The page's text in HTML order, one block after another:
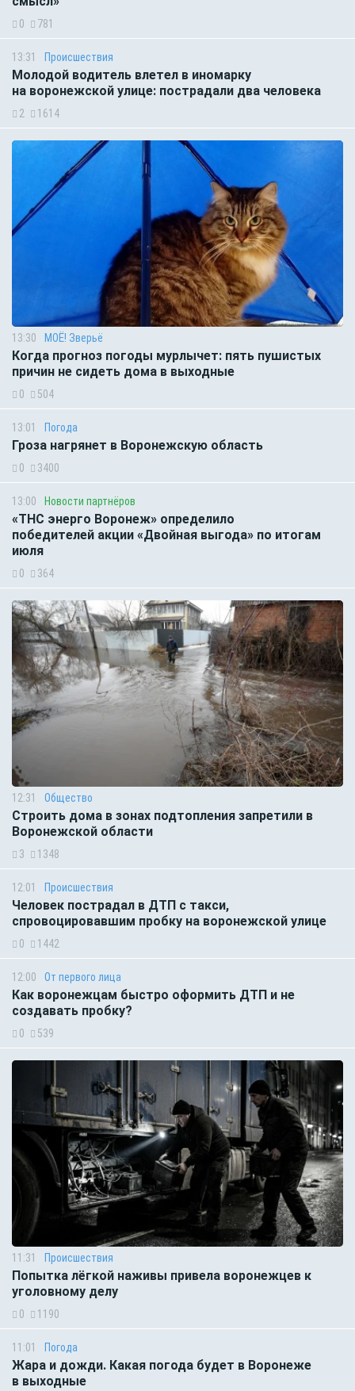
0 781
13:31 Происшествия
Молодой водитель влетел в иномарку
на воронежской улице: пострадали два человека
2 1614
13:30 МОЁ! Зверьё
Когда прогноз погоды мурлычет: пять пушистых
причин не сидеть дома в выходные
0 504
13:01 Погода
Гроза нагрянет в Воронежскую область
0 3400
13:00 Новости партнёров
«ТНС энерго Воронеж» определило
победителей акции «Двойная выгода» по итогам
июля
0 364
12:31 Общество
Строить дома в зонах подтопления запретили в
Воронежской области
3 1348
12:01 Происшествия
Человек пострадал в ДТП с такси,
спровоцировавшим пробку на воронежской улице
0 1442
12:00 От первого лица
Как воронежцам быстро оформить ДТП и не
создавать пробку?
0 539
11:31 Происшествия
Попытка лёгкой наживы привела воронежцев к
уголовному делу
0 1190
11:01 Погода
Жара и дожди. Какая погода будет в Воронеже
в выходные